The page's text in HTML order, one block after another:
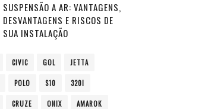
SUSPENSÃO A AR: VANTAGENS,
DESVANTAGENS E RISCOS DE
SUA INSTALAÇÃO
CIVIC GOL JETTA
POLO S10 320I
CRUZE ONIX AMAROK